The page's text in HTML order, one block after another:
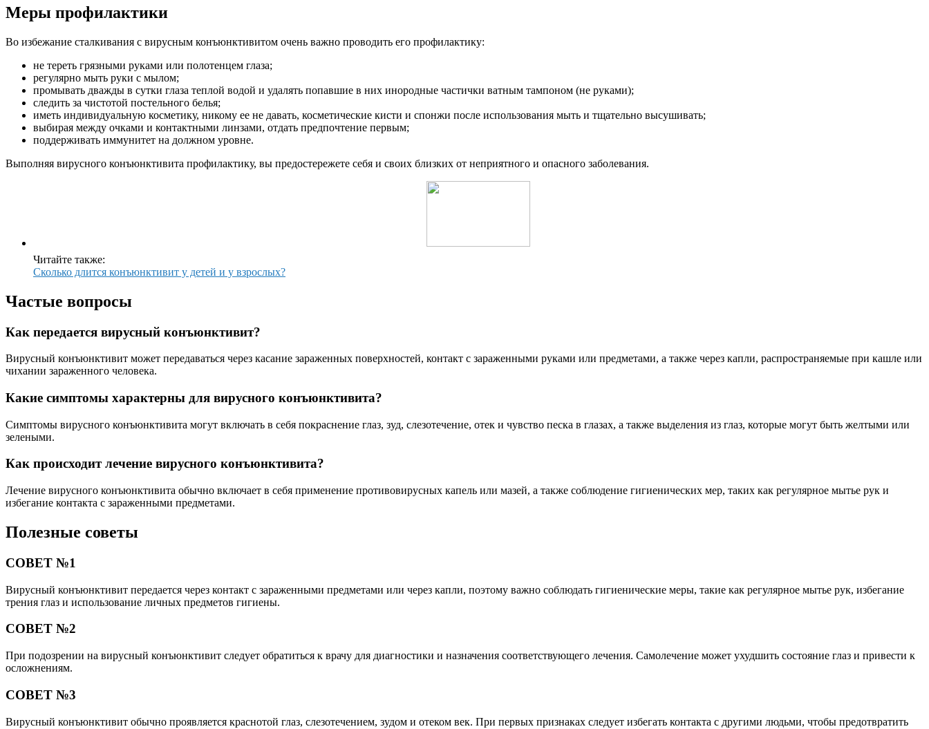
Меры профилактики
Во избежание сталкивания с вирусным конъюнктивитом очень важно проводить его профилактику:
не тереть грязными руками или полотенцем глаза;
регулярно мыть руки с мылом;
промывать дважды в сутки глаза теплой водой и удалять попавшие в них инородные частички ватным тампоном (не руками);
следить за чистотой постельного белья;
иметь индивидуальную косметику, никому ее не давать, косметические кисти и спонжи после использования мыть и тщательно высушивать;
выбирая между очками и контактными линзами, отдать предпочтение первым;
поддерживать иммунитет на должном уровне.
Выполняя вирусного конъюнктивита профилактику, вы предостережете себя и своих близких от неприятного и опасного заболевания.
Читайте также:
Сколько длится конъюнктивит у детей и у взрослых?
Частые вопросы
Как передается вирусный конъюнктивит?
Вирусный конъюнктивит может передаваться через касание зараженных поверхностей, контакт с зараженными руками или предметами, а также через капли, распространяемые при кашле или
чихании зараженного человека.
Какие симптомы характерны для вирусного конъюнктивита?
Симптомы вирусного конъюнктивита могут включать в себя покраснение глаз, зуд, слезотечение, отек и чувство песка в глазах, а также выделения из глаз, которые могут быть желтыми или
зелеными.
Как происходит лечение вирусного конъюнктивита?
Лечение вирусного конъюнктивита обычно включает в себя применение противовирусных капель или мазей, а также соблюдение гигиенических мер, таких как регулярное мытье рук и
избегание контакта с зараженными предметами.
Полезные советы
СОВЕТ №1
Вирусный конъюнктивит передается через контакт с зараженными предметами или через капли, поэтому важно соблюдать гигиенические меры, такие как регулярное мытье рук, избегание
трения глаз и использование личных предметов гигиены.
СОВЕТ №2
При подозрении на вирусный конъюнктивит следует обратиться к врачу для диагностики и назначения соответствующего лечения. Самолечение может ухудшить состояние глаз и привести к
осложнениям.
СОВЕТ №3
Вирусный конъюнктивит обычно проявляется краснотой глаз, слезотечением, зудом и отеком век. При первых признаках следует избегать контакта с другими людьми, чтобы предотвратить